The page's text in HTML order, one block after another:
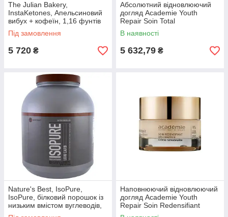
The Julian Bakery,
InstaKetones, Апельсиновий
вибух + кофеїн, 1,16 фунтів
(525 г)
Під замовлення
5 720 ₴
Абсолютний відновлюючий
догляд Academie Youth
Repair Soin Total
Restructurant
В наявності
5 632,79 ₴
Nature's Best, IsoPure,
IsoPure, білковий порошок із
низьким вмістом вуглеводів,
голландський шоколад, 4,5
Наповнюючий відновлюючий
догляд Academie Youth
Repair Soin Redensifiant
Volumateur